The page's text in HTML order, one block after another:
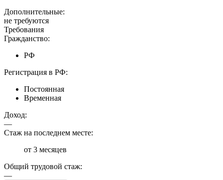
Дополнительные:
не требуются
Требования
Гражданство:
РФ
Регистрация в РФ:
Постоянная
Временная
Доход:
—
Стаж на последнем месте:
от 3 месяцев
Общий трудовой стаж:
—